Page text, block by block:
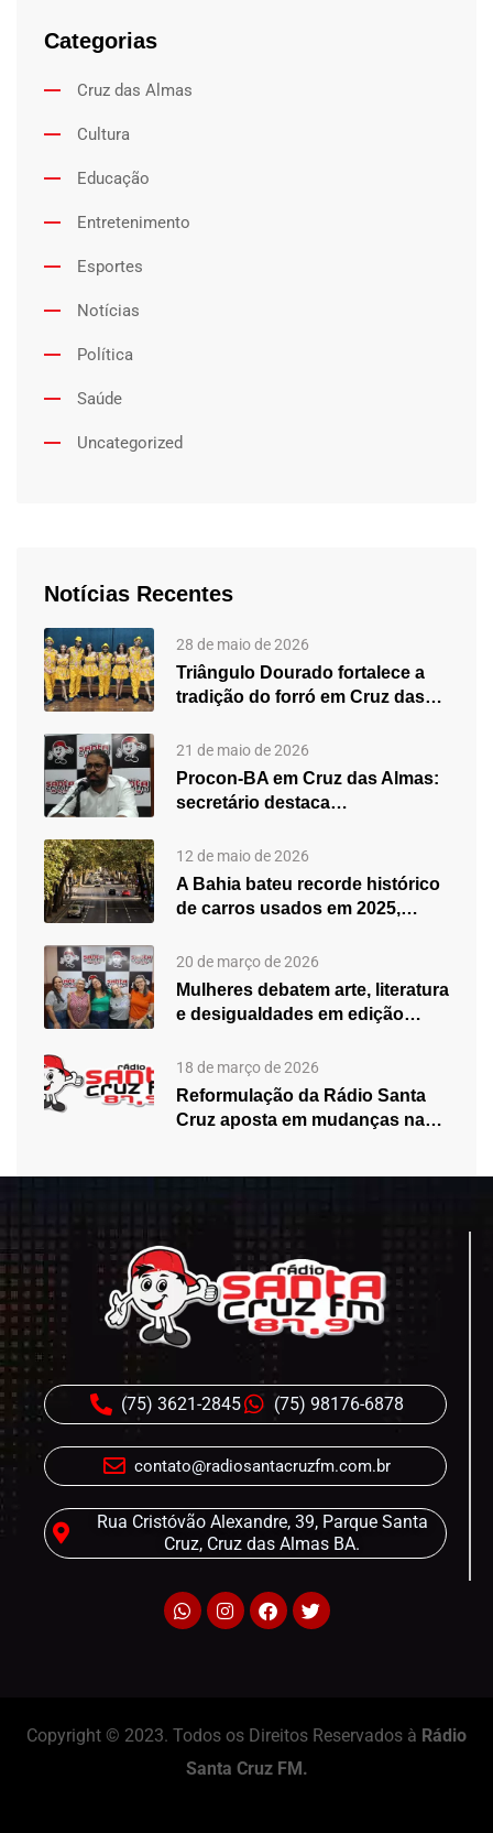
Categorias
Cruz das Almas
Cultura
Educação
Entretenimento
Esportes
Notícias
Política
Saúde
Uncategorized
Notícias Recentes
28 de maio de 2026
Triângulo Dourado fortalece a
tradição do forró em Cruz das…
21 de maio de 2026
Procon-BA em Cruz das Almas:
secretário destaca
12 de maio de 2026
A Bahia bateu recorde histórico
de carros usados em 2025,…
20 de março de 2026
Mulheres debatem arte, literatura
e desigualdades em edição
18 de março de 2026
Reformulação da Rádio Santa
Cruz aposta em mudanças na
(75) 3621-2845 (75) 98176-6878
contato@radiosantacruzfm.com.br
Rua Cristóvão Alexandre, 39, Parque Santa
Cruz, Cruz das Almas BA.
Copyright © 2023. Todos os Direitos Reservados à Rádio
Santa Cruz FM.